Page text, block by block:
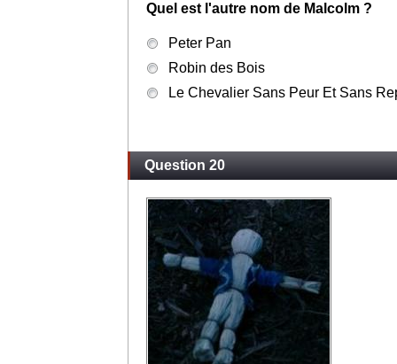
Quel est l'autre nom de Malcolm ?
Peter Pan
Robin des Bois
Le Chevalier Sans Peur Et Sans
Question 20